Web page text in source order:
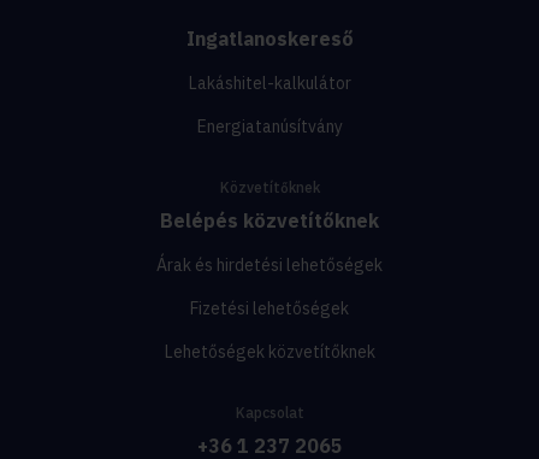
Ingatlanoskereső
Lakáshitel-kalkulátor
Energiatanúsítvány
Közvetítőknek
Belépés közvetítőknek
Árak és hirdetési lehetőségek
Fizetési lehetőségek
Lehetőségek közvetítőknek
Kapcsolat
+36 1 237 2065